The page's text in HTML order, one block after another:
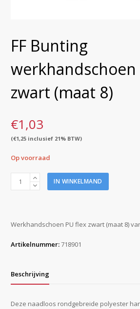
FF Bunting
werkhandschoen
zwart (maat 8)
€1,03
(€1,25 inclusief 21% BTW)
Op voorraad
Bunting
zwart
8)
IN WINKELMAND
Werkhandschoen PU flex zwart (maat 8)
Artikelnummer:718901
Beschrijving
Deze naadloos rondgebreide polyester